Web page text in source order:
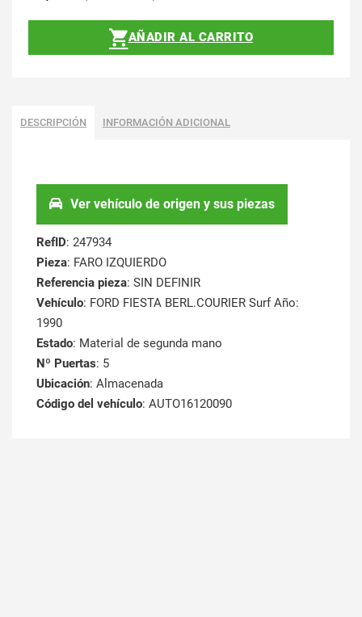
AÑADIR AL CARRITO
DESCRIPCIÓN INFORMACIÓN ADICIONAL
Ver vehículo de origen y sus piezas
RefID: 247934
Pieza: FARO IZQUIERDO
Referencia pieza: SIN DEFINIR
Vehículo: FORD FIESTA BERL.COURIER Surf Año:
1990
Estado: Material de segunda mano
Nº Puertas: 5
Ubicación: Almacenada
Código del vehículo: AUTO16120090